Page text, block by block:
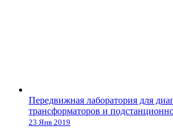
Передвижная лаборатория для
трансформаторов и
23 Янв 2019